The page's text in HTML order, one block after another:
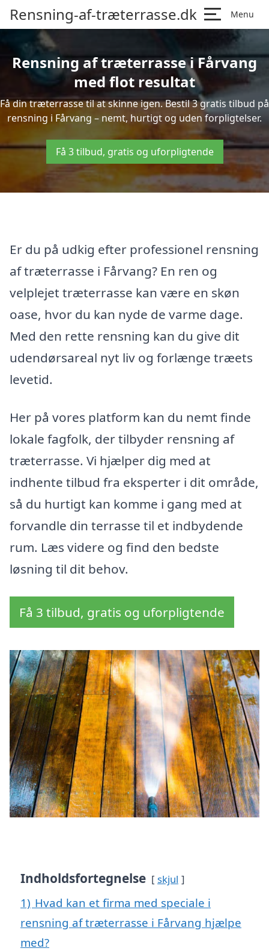
Rensning-af-træterrasse.dk Menu
Rensning af træterrasse i Fårvang
med flot resultat
Få din træterrasse til at skinne igen. Bestil 3 gratis tilbud på
rensning i Fårvang – nemt, hurtigt og uden forpligtelser.
Få 3 tilbud, gratis og uforpligtende
Er du på udkig efter professionel rensning
af træterrasse i Fårvang? En ren og
velplejet træterrasse kan være en skøn
oase, hvor du kan nyde de varme dage.
Med den rette rensning kan du give dit
udendørsareal nyt liv og forlænge træets
levetid.
Her på vores platform kan du nemt finde
lokale fagfolk, der tilbyder rensning af
træterrasse. Vi hjælper dig med at
indhente tilbud fra eksperter i dit område,
så du hurtigt kan komme i gang med at
forvandle din terrasse til et indbydende
rum. Læs videre og find den bedste
løsning til dit behov.
Få 3 tilbud, gratis og uforpligtende
Indholdsfortegnelse skjul
1) Hvad kan et firma med speciale i
rensning af træterrasse i Fårvang hjælpe
med?